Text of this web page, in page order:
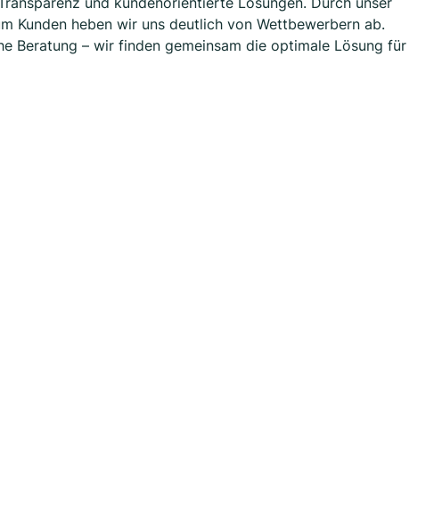
Kunden heben wir uns deutlich von Wettbewerbern ab.
Beratung – wir finden gemeinsam die optimale Lösung für